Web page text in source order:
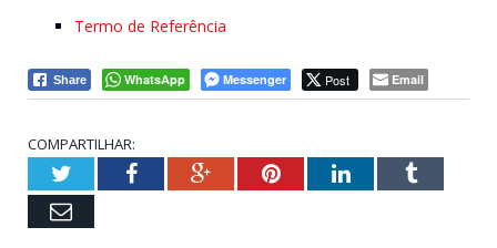
Termo de Referência
Share WhatsApp Messenger Post Email
COMPARTILHAR:
TwitterFacebookGoogle+PinterestLinkedInTumblr
Email